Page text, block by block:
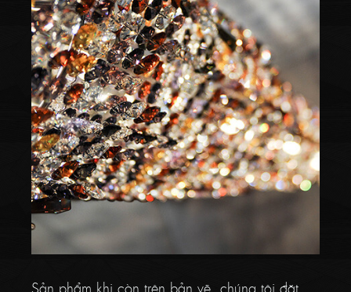
Sản phẩm khi còn trên bản vẽ, chúng tôi đặt